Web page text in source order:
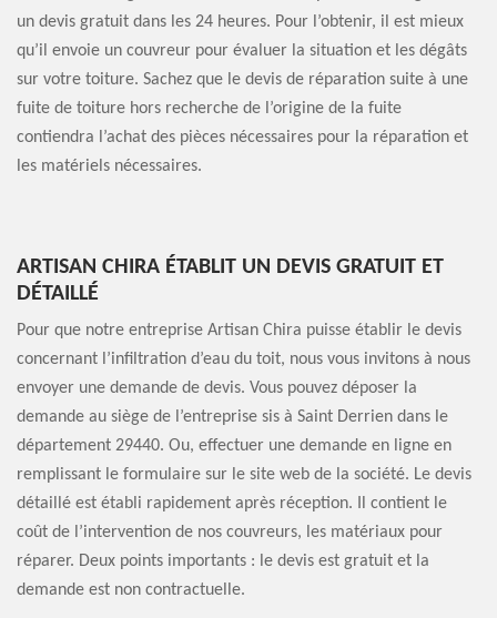
un devis gratuit dans les 24 heures. Pour l’obtenir, il est mieux
qu’il envoie un couvreur pour évaluer la situation et les dégâts
sur votre toiture. Sachez que le devis de réparation suite à une
fuite de toiture hors recherche de l’origine de la fuite
contiendra l’achat des pièces nécessaires pour la réparation et
les matériels nécessaires.
ARTISAN CHIRA ÉTABLIT UN DEVIS GRATUIT ET
DÉTAILLÉ
Pour que notre entreprise Artisan Chira puisse établir le devis
concernant l’infiltration d’eau du toit, nous vous invitons à nous
envoyer une demande de devis. Vous pouvez déposer la
demande au siège de l’entreprise sis à Saint Derrien dans le
département 29440. Ou, effectuer une demande en ligne en
remplissant le formulaire sur le site web de la société. Le devis
détaillé est établi rapidement après réception. Il contient le
coût de l’intervention de nos couvreurs, les matériaux pour
réparer. Deux points importants : le devis est gratuit et la
demande est non contractuelle.